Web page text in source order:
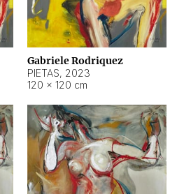
Gabriele Rodriquez
PIETAS, 2023
120 × 120 cm